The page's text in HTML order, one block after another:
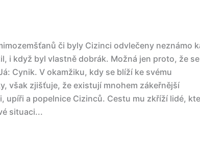
či byly Cizinci odvlečeny neznámo
i když byl vlastně dobrák. Možná jen proto, že
Cynik. V okamžiku, kdy se blíží ke svému
však zjišťuje, že existují mnohem zákeřnější
upíři a popelnice Cizinců. Cestu mu zkříží lidé,
situaci...